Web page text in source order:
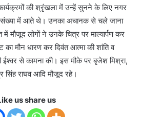
की श्रृंखला में उन्हें सुनने के लिए नगर
संख्या में आते थे। उनका अचानक से चले जाना
मौजूद लोगों ने उनके चित्र पर माल्यार्पण कर
का मौन धारण कर दिवंत आत्मा की शांति व
ईश्वर से कामना की। इस मौके पर बृजेश मिश्रा,
सिंह राघव आदि मौजूद रहे।
us share us